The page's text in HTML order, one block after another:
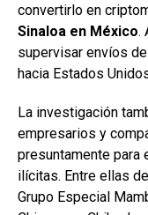
convertirlo en
Sinaloa en México.
supervisar envíos
hacia Estados
La investigación
empresarios y
presuntamente para
ilícitas. Entre ellas
Grupo Especial